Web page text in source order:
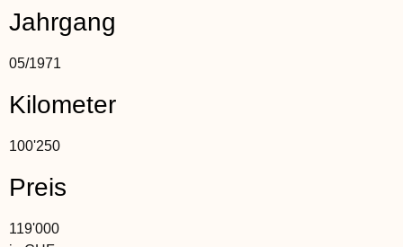
Jahrgang
05/1971
Kilometer
100'250
Preis
119'000